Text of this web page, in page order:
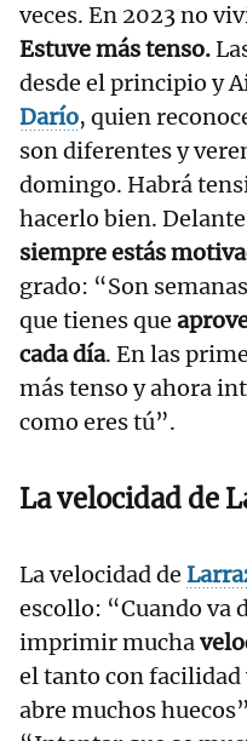
veces. En 2023 no
Estuve más tenso.
desde el principio y
Darío, quien
son diferentes y
domingo. Habrá
hacerlo bien.
siempre estás
grado: “Son
que tienes que
cada día. En las
más tenso y ahora
como eres tú”.
La velocidad de
La velocidad de
escollo: “Cuando va
imprimir mucha
el tanto con facilidad
abre muchos